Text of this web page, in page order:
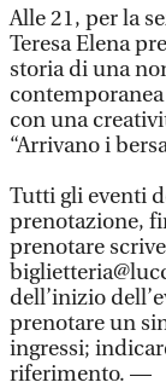
Alle 21, per la
Teresa Elena
storia di una
con una
“Arrivano i
Tutti gli eventi
prenotazione,
prenotare
dell’inizio
prenotare un
ingressi;
riferimento. —